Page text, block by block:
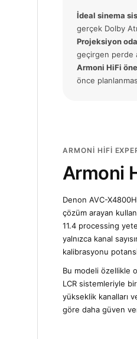
İdeal sinema
gerçek Dolby
Projeksiyon
geçirgen perde
Armoni HiFi
önce
ARMONI HIFI
Armoni
Denon AVC-
çözüm arayan
11.4 processing
yalnızca kanal
kalibrasyonu
Bu modeli özellikle
LCR sistemleriyle
yükseklik kanalları
göre daha güven